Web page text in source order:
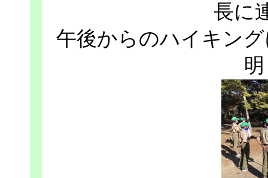
長に
午後からのハイキン